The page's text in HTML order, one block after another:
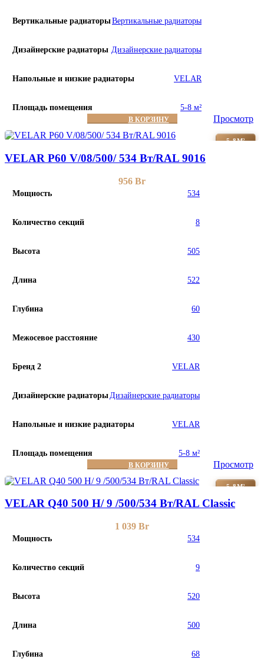
Вертикальные радиаторыВертикальные радиаторы
Дизайнерские радиаторы Дизайнерские радиаторы
Напольные и низкие радиаторы VELAR
Площадь помещения 5-8 м²
В КОРЗИНУ Просмотр
5-8М²
VELAR P60 V/08/500/ 534 Bт/RAL 9016
956 Br
Мощность 534
Количество секций 8
Высота 505
Длина 522
Глубина 60
Межосевое расстояние 430
Бренд 2 VELAR
Дизайнерские радиаторыДизайнерские радиаторы
Напольные и низкие радиаторы VELAR
Площадь помещения 5-8 м²
В КОРЗИНУ Просмотр
5-8М²
VELAR Q40 500 H/ 9 /500/534 Вт/RAL Classic
1 039 Br
Мощность 534
Количество секций 9
Высота 520
Длина 500
Глубина 68